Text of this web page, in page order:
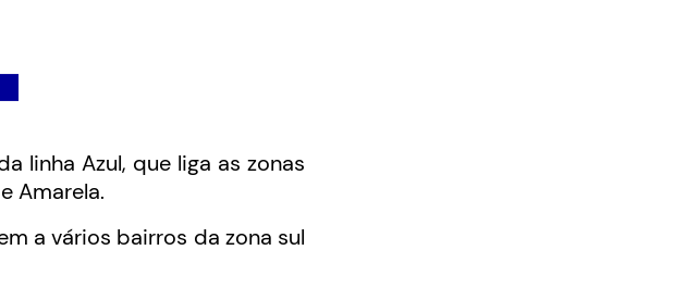
linha Azul, que liga as zonas
Amarela.
a vários bairros da zona sul